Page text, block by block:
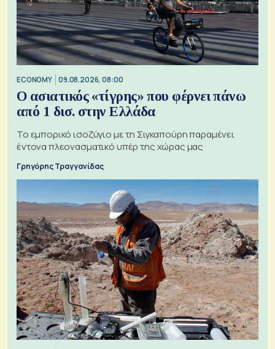
ECONOMY 09.08.2026, 08:00
Ο ασιατικός «τίγρης» που φέρνει πάνω
από 1 δισ. στην Ελλάδα
Το εμπορικό ισοζύγιο με τη Σιγκαπούρη παραμένει
έντονα πλεονασματικό υπέρ της χώρας μας
Γρηγόρης Τραγγανίδας